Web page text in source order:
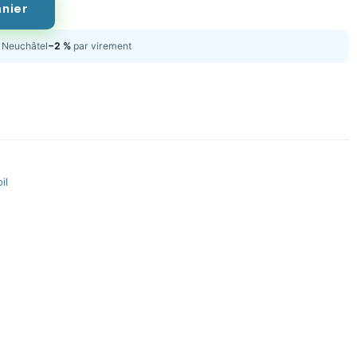
Neuchâtel−2 % par virement